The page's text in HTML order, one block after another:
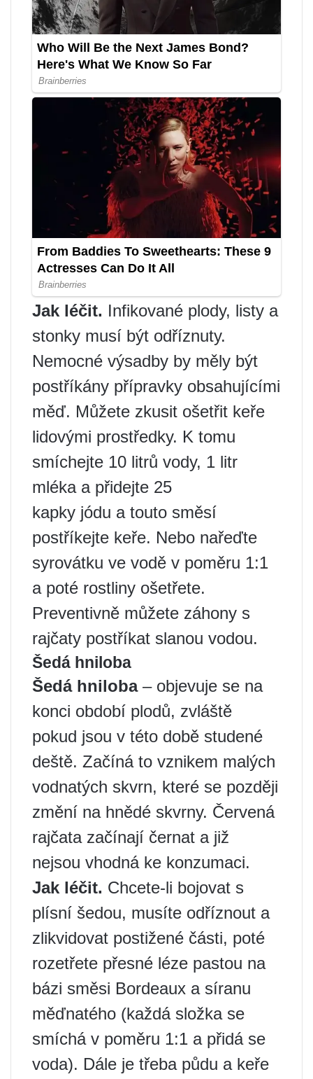
Jak léčit. Infikované plody, listy a
stonky musí být odříznuty.
Nemocné výsadby by měly být
postříkány přípravky obsahujícími
měď. Můžete zkusit ošetřit keře
lidovými prostředky. K tomu
smíchejte 10 litrů vody, 1 litr
mléka a přidejte 25
kapky jódu a touto směsí
postříkejte keře. Nebo nařeďte
syrovátku ve vodě v poměru 1:1
a poté rostliny ošetřete.
Preventivně můžete záhony s
rajčaty postříkat slanou vodou.
Šedá hniloba
Šedá hniloba– objevuje se na
konci období plodů, zvláště
pokud jsou v této době studené
deště. Začíná to vznikem malých
vodnatých skvrn, které se později
změní na hnědé skvrny. Červená
rajčata začínají černat a již
nejsou vhodná ke konzumaci.
Jak léčit. Chcete-li bojovat s
plísní šedou, musíte odříznout a
zlikvidovat postižené části, poté
rozetřete přesné léze pastou na
bázi směsi Bordeaux a síranu
měďnatého (každá složka se
smíchá v poměru 1:1 a přidá se
voda). Dále je třeba půdu a keře